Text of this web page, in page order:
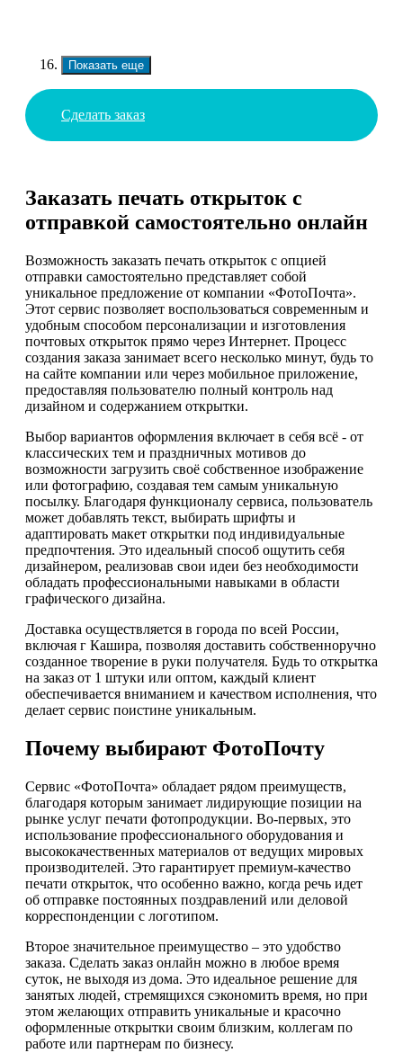
Показать еще
Сделать заказ
Заказать печать открыток с
отправкой самостоятельно онлайн
Возможность заказать печать открыток с опцией
отправки самостоятельно представляет собой
уникальное предложение от компании «ФотоПочта».
Этот сервис позволяет воспользоваться современным и
удобным способом персонализации и изготовления
почтовых открыток прямо через Интернет. Процесс
создания заказа занимает всего несколько минут, будь то
на сайте компании или через мобильное приложение,
предоставляя пользователю полный контроль над
дизайном и содержанием открытки.
Выбор вариантов оформления включает в себя всё - от
классических тем и праздничных мотивов до
возможности загрузить своё собственное изображение
или фотографию, создавая тем самым уникальную
посылку. Благодаря функционалу сервиса, пользователь
может добавлять текст, выбирать шрифты и
адаптировать макет открытки под индивидуальные
предпочтения. Это идеальный способ ощутить себя
дизайнером, реализовав свои идеи без необходимости
обладать профессиональными навыками в области
графического дизайна.
Доставка осуществляется в города по всей России,
включая г Кашира, позволяя доставить собственноручно
созданное творение в руки получателя. Будь то открытка
на заказ от 1 штуки или оптом, каждый клиент
обеспечивается вниманием и качеством исполнения, что
делает сервис поистине уникальным.
Почему выбирают ФотоПочту
Сервис «ФотоПочта» обладает рядом преимуществ,
благодаря которым занимает лидирующие позиции на
рынке услуг печати фотопродукции. Во-первых, это
использование профессионального оборудования и
высококачественных материалов от ведущих мировых
производителей. Это гарантирует премиум-качество
печати открыток, что особенно важно, когда речь идет
об отправке постоянных поздравлений или деловой
корреспонденции с логотипом.
Второе значительное преимущество – это удобство
заказа. Сделать заказ онлайн можно в любое время
суток, не выходя из дома. Это идеальное решение для
занятых людей, стремящихся сэкономить время, но при
этом желающих отправить уникальные и красочно
оформленные открытки своим близким, коллегам по
работе или партнерам по бизнесу.